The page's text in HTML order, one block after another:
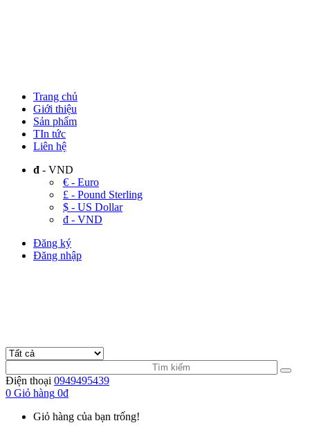
Trang chủ
Giới thiệu
Sản phẩm
TIn tức
Liên hệ
đ - VND
€ - Euro
£ - Pound Sterling
$ - US Dollar
đ - VND
Đăng ký
Đăng nhập
Điện thoại 0949495439
0 Giỏ hàng 0đ
Giỏ hàng của bạn trống!